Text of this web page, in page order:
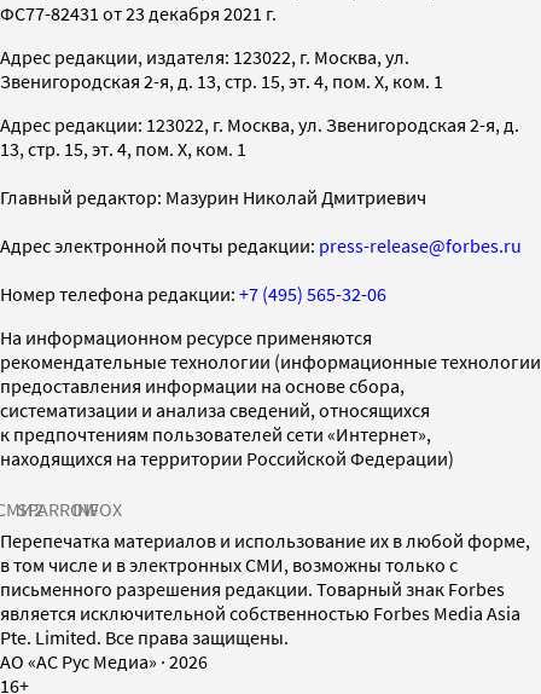
ФС77-82431 от 23 декабря 2021 г.
Адрес редакции, издателя: 123022, г. Москва, ул.
Звенигородская 2-я, д. 13, стр. 15, эт. 4, пом. X, ком. 1
Адрес редакции: 123022, г. Москва, ул. Звенигородская 2-я, д.
13, стр. 15, эт. 4, пом. X, ком. 1
Главный редактор: Мазурин Николай Дмитриевич
Адрес электронной почты редакции: press-release@forbes.ru
Номер телефона редакции: +7 (495) 565-32-06
На информационном ресурсе применяются
рекомендательные технологии (информационные технологии
предоставления информации на основе сбора,
систематизации и анализа сведений, относящихся
к предпочтениям пользователей сети «Интернет»,
находящихся на территории Российской Федерации)
SPARROWINFOX
Перепечатка материалов и использование их в любой форме,
в том числе и в электронных СМИ, возможны только с
письменного разрешения редакции. Товарный знак Forbes
является исключительной собственностью Forbes Media Asia
Pte. Limited. Все права защищены.
AO «АС Рус Медиа» · 2026
16+